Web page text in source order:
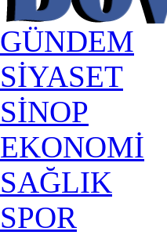
GÜNDEM
SİYASET
SİNOP
EKONOMİ
SAĞLIK
SPOR